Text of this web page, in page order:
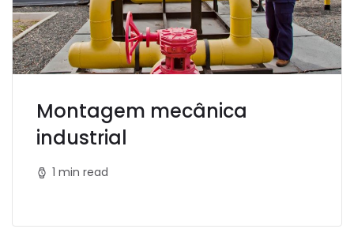
Montagem mecânica
industrial
1 min read